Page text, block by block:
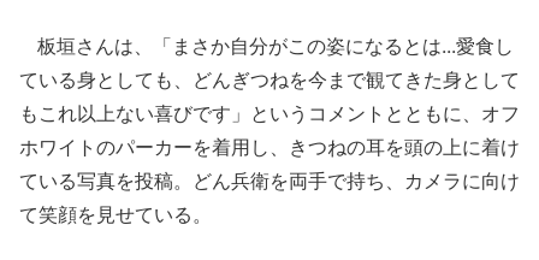
板垣さんは、「まさか自分がこの姿になるとは...愛食し
ている身としても、どんぎつねを今まで観てきた身として
もこれ以上ない喜びです」というコメントとともに、オフ
ホワイトのパーカーを着用し、きつねの耳を頭の上に着け
ている写真を投稿。どん兵衛を両手で持ち、カメラに向け
て笑顔を見せている。